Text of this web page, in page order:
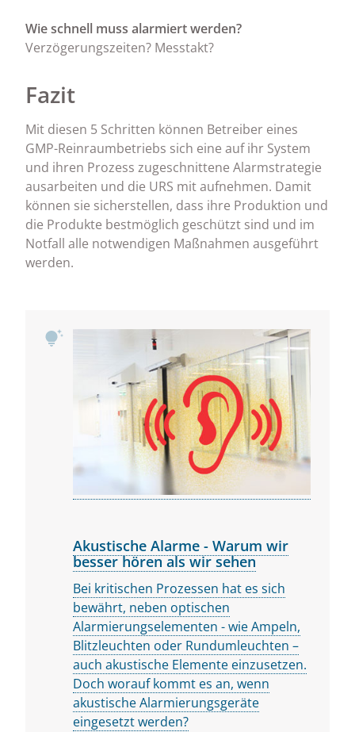
Wie schnell muss alarmiert werden?
Verzögerungszeiten? Messtakt?
Fazit
Mit diesen 5 Schritten können Betreiber eines
GMP-Reinraumbetriebs sich eine auf ihr System
und ihren Prozess zugeschnittene Alarmstrategie
ausarbeiten und die URS mit aufnehmen. Damit
können sie sicherstellen, dass ihre Produktion und
die Produkte bestmöglich geschützt sind und im
Notfall alle notwendigen Maßnahmen ausgeführt
werden.
Akustische Alarme - Warum wir
besser hören als wir sehen
Bei kritischen Prozessen hat es sich
bewährt, neben optischen
Alarmierungselementen - wie Ampeln,
Blitzleuchten oder Rundumleuchten –
auch akustische Elemente einzusetzen.
Doch worauf kommt es an, wenn
akustische Alarmierungsgeräte
eingesetzt werden?